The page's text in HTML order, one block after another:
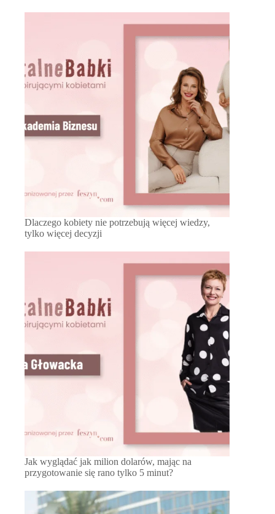
Dlaczego kobiety nie potrzebują więcej wiedzy,
tylko więcej decyzji
Jak wyglądać jak milion dolarów, mając na
przygotowanie się rano tylko 5 minut?